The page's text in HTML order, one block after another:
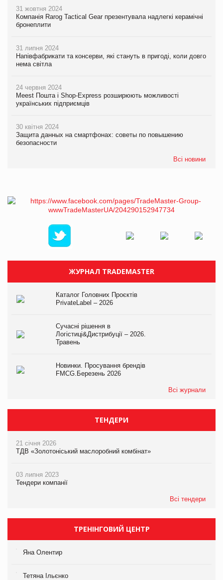
31 жовтня 2024
Компанія Rarog Tactical Gear презентувала надлегкі керамічні
бронеплити
31 липня 2024
Напівфабрикати та консерви, які стануть в пригоді, коли довго
нема світла
24 червня 2024
Meest Пошта і Shop-Express розширюють можливості
українських підприємців
30 квітня 2024
Защита данных на смартфонах: советы по повышению
безопасности
Всі новини
ЖУРНАЛ TRADEMASTER
Каталог Головних Проєктів
PrivateLabel – 2026
Сучасні рішення в
Логістиці&Дистрибуції – 2026.
Травень
Новинки. Просування брендів
FMCG.Березень 2026
Всі журнали
ТЕНДЕРИ
21 січня 2026
ТДВ «Золотоніський маслоробний комбінат»
03 липня 2023
Тендери компанії
Всі тендери
ТРЕНІНГОВИЙ ЦЕНТР
Яна Олентир
Тетяна Ільєнко